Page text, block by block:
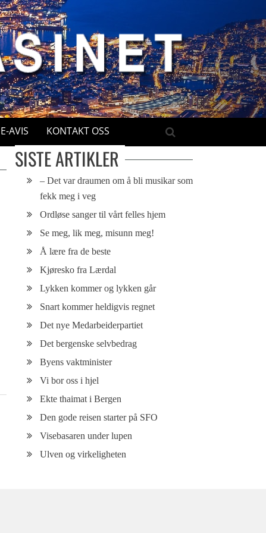
E-AVIS KONTAKT OSS
SISTE ARTIKLER
– Det var draumen om å bli musikar som
fekk meg i veg
Ordløse sanger til vårt felles hjem
Se meg, lik meg, misunn meg!
Å lære fra de beste
Kjøresko fra Lærdal
Lykken kommer og lykken går
Snart kommer heldigvis regnet
Det nye Medarbeiderpartiet
Det bergenske selvbedrag
Byens vaktminister
Vi bor oss i hjel
Ekte thaimat i Bergen
Den gode reisen starter på SFO
Visebasaren under lupen
Ulven og virkeligheten